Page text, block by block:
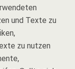
und Texte zu
zu nutzen